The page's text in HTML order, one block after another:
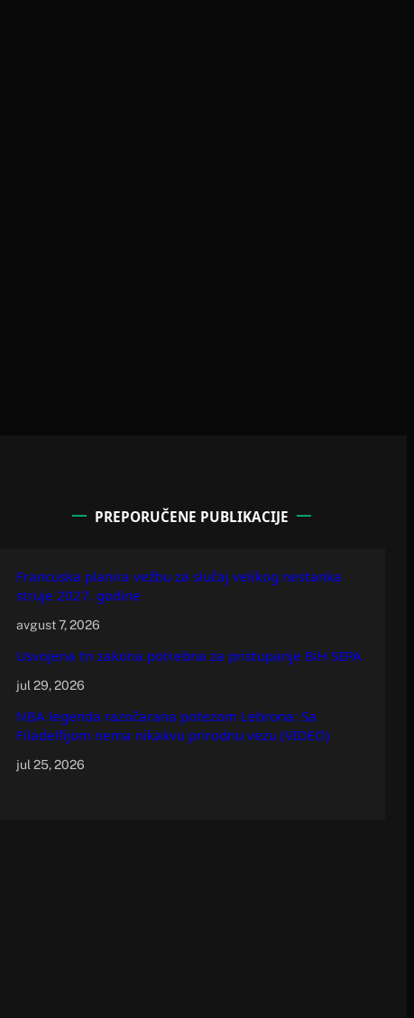
PREPORUČENE PUBLIKACIJE
Francuska planira vežbu za slučaj velikog nestanka
struje 2027. godine
avgust 7, 2026
Usvojena tri zakona potrebna za pristupanje BiH SEPA
jul 29, 2026
NBA legenda razočarana potezom Lebrona: Sa
Filadelfijom nema nikakvu prirodnu vezu (VIDEO)
jul 25, 2026